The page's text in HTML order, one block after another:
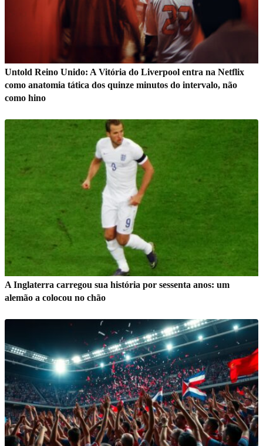
Untold Reino Unido: A Vitória do Liverpool entra na Netflix
como anatomia tática dos quinze minutos do intervalo, não
como hino
A Inglaterra carregou sua história por sessenta anos: um
alemão a colocou no chão